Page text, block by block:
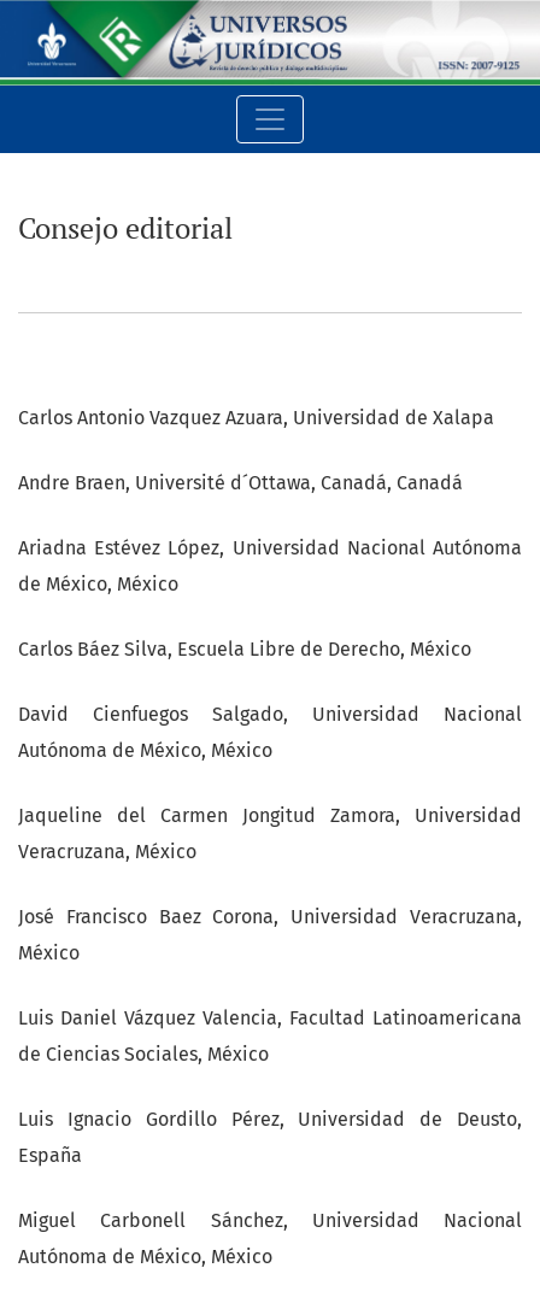
Consejo editorial
Consejo editorial
Carlos Antonio Vazquez Azuara, Universidad de Xalapa
Andre Braen, Université d´Ottawa, Canadá, Canadá
Ariadna Estévez López, Universidad Nacional Autónoma
de México, México
Carlos Báez Silva, Escuela Libre de Derecho, México
David Cienfuegos Salgado, Universidad Nacional
Autónoma de México, México
Jaqueline del Carmen Jongitud Zamora, Universidad
Veracruzana, México
José Francisco Baez Corona, Universidad Veracruzana,
México
Luis Daniel Vázquez Valencia, Facultad Latinoamericana
de Ciencias Sociales, México
Luis Ignacio Gordillo Pérez, Universidad de Deusto,
España
Miguel Carbonell Sánchez, Universidad Nacional
Autónoma de México, México